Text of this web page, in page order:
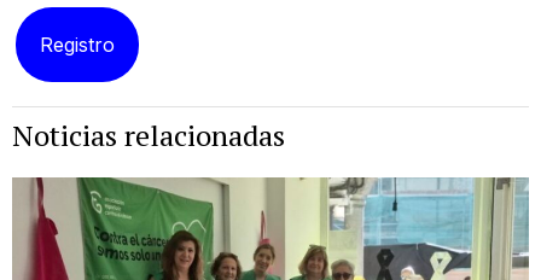
Noticias relacionadas